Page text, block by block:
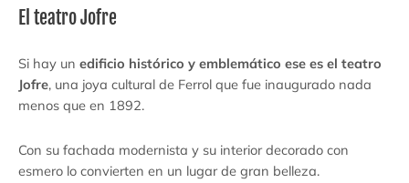
El teatro Jofre
Si hay un edificio histórico y emblemático ese es el teatro
Jofre, una joya cultural de Ferrol que fue inaugurado nada
menos que en 1892.
Con su fachada modernista y su interior decorado con
esmero lo convierten en un lugar de gran belleza.